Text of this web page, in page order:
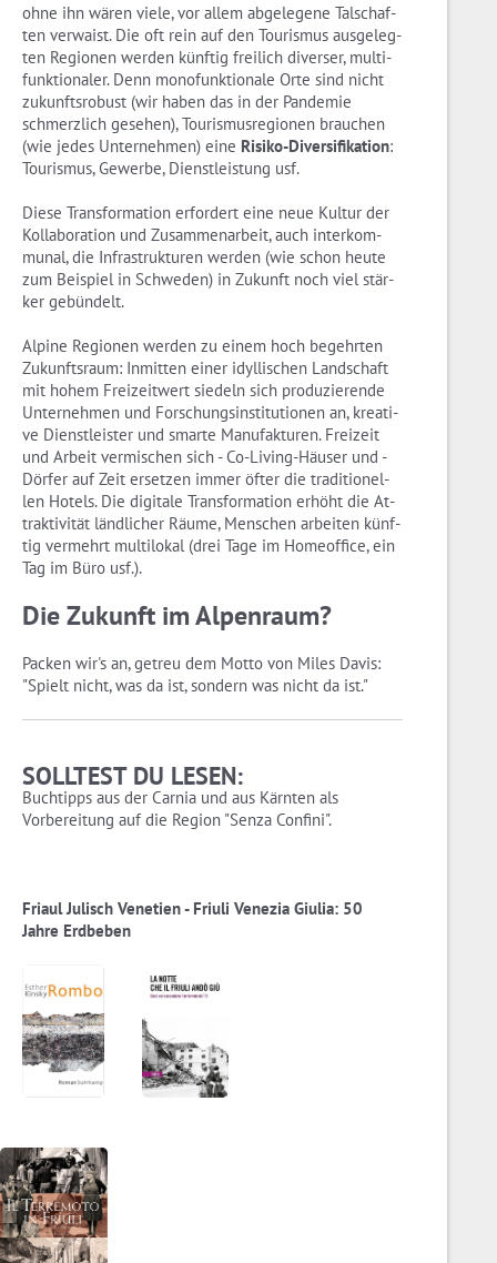
ohne ihn wären viele, vor allem ab­ge­le­ge­ne Tal­schaf­
ten ver­waist. Die oft rein auf den Tou­ris­mus aus­ge­leg­
ten Re­gio­nen wer­den künf­tig frei­lich di­ver­ser, mul­ti­
funk­tio­na­ler. Denn mo­n­o­funk­tio­na­le Orte sind nicht
zu­kunfts­ro­bust (wir haben das in der Pan­de­mie
schmerz­lich ge­se­hen), Tou­ris­mus­re­gio­nen brau­chen
(wie jedes Un­ter­neh­men) eine Ri­si­ko-Di­ver­si­fi­ka­ti­on:
Tou­ris­mus, Ge­wer­be, Dienst­leis­tung usf.
Diese Trans­for­ma­ti­on er­for­dert eine neue Kul­tur der
Kol­la­bo­ra­ti­on und Zu­sam­men­ar­beit, auch in­ter­kom­
mu­nal, die In­fra­struk­tu­ren wer­den (wie schon heute
zum Bei­spiel in Schwe­den) in Zu­kunft noch viel stär­
ker ge­bün­delt.
Al­pi­ne Re­gio­nen wer­den zu einem hoch be­gehr­ten
Zu­kunfts­raum: In­mit­ten einer idyl­li­schen Land­schaft
mit hohem Frei­zeit­wert sie­deln sich pro­du­zie­ren­de
Un­ter­neh­men und For­schungs­in­sti­tu­tio­nen an, krea­ti­
ve Dienst­leis­ter und smar­te Ma­nu­fak­tu­ren. Frei­zeit
und Ar­beit ver­mi­schen sich - Co-Li­ving-Häu­ser und -
Dör­fer auf Zeit er­set­zen immer öfter die tra­di­tio­nel­
len Ho­tels. Die di­gi­ta­le Trans­for­ma­ti­on er­höht die At­
trak­ti­vi­tät länd­li­cher Räume, Men­schen ar­bei­ten künf­
tig ver­mehrt mul­ti­lo­kal (drei Tage im Ho­me­of­fice, ein
Tag im Büro usf.).
Die Zu­kunft im Al­pen­raum?
Pa­cken wir's an, ge­treu dem Motto von Miles Davis:
"Spielt nicht, was da ist, son­dern was nicht da ist."
SOLLTEST DU LESEN:
Buchtipps aus der Carnia und aus Kärnten als
Vorbereitung auf die Region "Senza Confini".
Friaul Julisch Venetien - Friuli Venezia Giulia: 50
Jahre Erdbeben